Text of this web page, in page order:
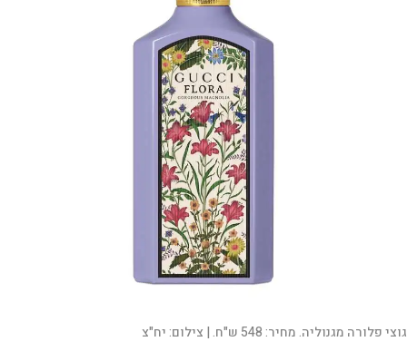
גוצי פלורה מגנוליה. מחיר: 548 ש"ח. | צילום:יח"צ